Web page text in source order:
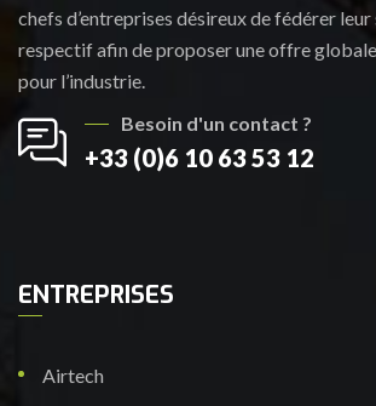
chefs d’entreprises désireux de fédérer
respectif afin de proposer une offre
pour l’industrie.
Besoin d'un contact ?
+33 (0)6 10 63 53 12
ENTREPRISES
Airtech